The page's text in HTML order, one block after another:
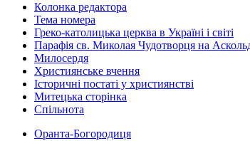
Колонка редактора
Тема номера
Греко-католицька церква в Україні і світі
Парафія св. Миколая Чудотворця на
Милосердя
Християнське вчення
Історичні постаті у християнстві
Митецька сторінка
Спільнота
Оранта-Богородиця